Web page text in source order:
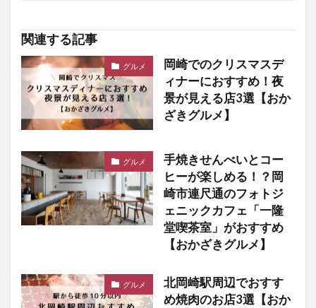
関連する記事
グルメ
岡崎でのクリスマスデ
ィナーにおすすめ！夜
景が見える店3選【おか
ざきグルメ】
グルメ
手焼きせんべいとコー
ヒーが楽しめる！？岡
崎市連尺通のフォトジ
ェニックカフェ「一隆
堂喫茶室」がおすすめ
【おかざきグルメ】
グルメ
北岡崎駅周辺でおすす
め焼肉のお店3選【おか